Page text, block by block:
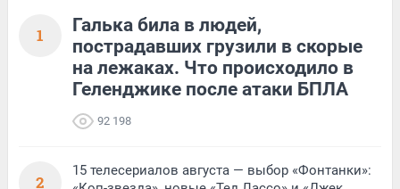
1
Галька била в людей,
пострадавших грузили в скорые
на лежаках. Что происходило в
Геленджике после атаки БПЛА
92 198
2
15 телесериалов августа — выбор «Фонтанки»: